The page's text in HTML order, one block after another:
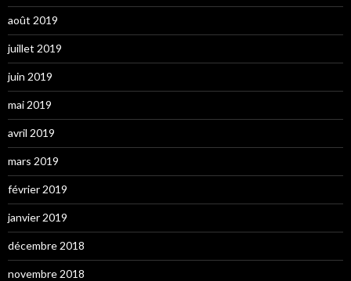
août 2019
juillet 2019
juin 2019
mai 2019
avril 2019
mars 2019
février 2019
janvier 2019
décembre 2018
novembre 2018